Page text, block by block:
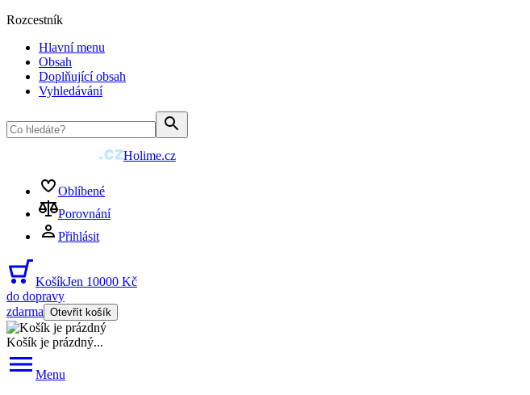
Rozcestník
Hlavní menu
Obsah
Doplňující obsah
Vyhledávání
Holime.cz
Oblíbené
Porovnání
Přihlásit
KošíkJen 10000 Kč
do dopravy
zdarma Otevřít košík
Košík je prázdný...
Menu